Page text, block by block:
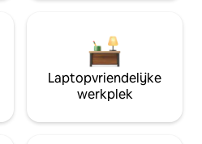
Laptopvriendelijke
werkplek